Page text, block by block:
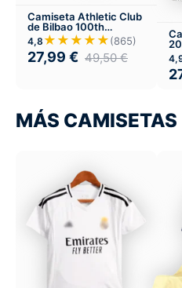
Camiseta Athletic Club
de Bilbao 100th
aniversario 1998
4,8 ★★★★★(865)
27,99 € 49,50€
MÁS CAMISETAS